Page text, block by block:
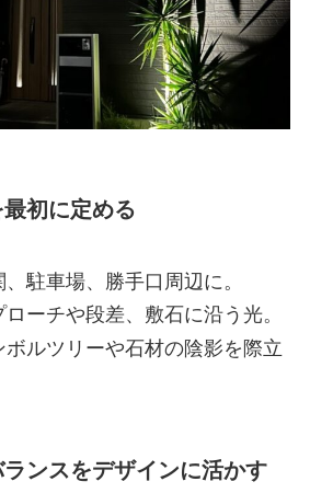
初に定める
駐車場、勝手口周辺に。
ーチや段差、敷石に沿う光。
ボルツリーや石材の陰影を際立
ンスをデザインに活かす